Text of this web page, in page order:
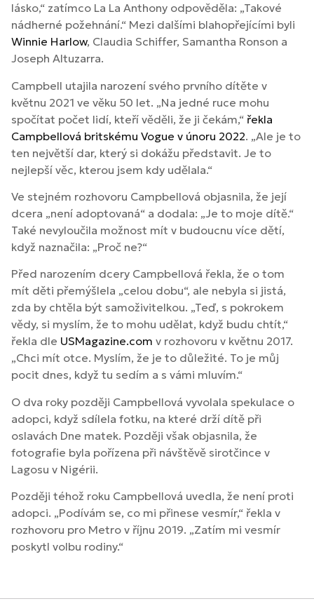
lásko,“ zatímco La La Anthony odpověděla: „Takové
nádherné požehnání.“ Mezi dalšími blahopřejícími byli
Winnie Harlow, Claudia Schiffer, Samantha Ronson a
Joseph Altuzarra.
Campbell utajila narození svého prvního dítěte v
květnu 2021 ve věku 50 let. „Na jedné ruce mohu
spočítat počet lidí, kteří věděli, že ji čekám,“ řekla
Campbellová britskému Vogue v únoru 2022. „Ale je to
ten největší dar, který si dokážu představit. Je to
nejlepší věc, kterou jsem kdy udělala.“
Ve stejném rozhovoru Campbellová objasnila, že její
dcera „není adoptovaná“ a dodala: „Je to moje dítě.“
Také nevyloučila možnost mít v budoucnu více dětí,
když naznačila: „Proč ne?“
Před narozením dcery Campbellová řekla, že o tom
mít děti přemýšlela „celou dobu“, ale nebyla si jistá,
zda by chtěla být samoživitelkou. „Teď, s pokrokem
vědy, si myslím, že to mohu udělat, když budu chtít,“
řekla dle USMagazine.com v rozhovoru v květnu 2017.
„Chci mít otce. Myslím, že je to důležité. To je můj
pocit dnes, když tu sedím a s vámi mluvím.“
O dva roky později Campbellová vyvolala spekulace o
adopci, když sdílela fotku, na které drží dítě při
oslavách Dne matek. Později však objasnila, že
fotografie byla pořízena při návštěvě sirotčince v
Lagosu v Nigérii.
Později téhož roku Campbellová uvedla, že není proti
adopci. „Podívám se, co mi přinese vesmír,“ řekla v
rozhovoru pro Metro v říjnu 2019. „Zatím mi vesmír
poskytl volbu rodiny.“